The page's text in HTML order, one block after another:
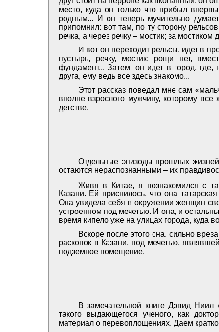
место, куда он только что прибыл
родным... И он теперь мучительно
припомнил: вот там, по ту сторону
речка, а через речку – мостик; за
И вот он переходит рельсы, идет в
пустырь, речку, мостик; рощи нет,
фундамент... Затем, он идет в город,
друга, ему ведь все здесь знакомо...
Этот рассказ поведал мне сам
вполне взрослого мужчину, которому
детстве.
Отдельные эпизоды прошлых
остаются нераспознанными – их
Живя в Китае, я познакомился с
Казани. Ей приснилось, что она
Она увидела себя в окружении женщин
устроенном под мечетью. И она, и
время кипело уже на улицах города, куда
Вскоре после этого сна, сильно
раскопок в Казани, под мечетью,
подземное помещение.
В замечательной книге Дэвид
такого выдающегося ученого, как
материал о перевоплощениях. Даем